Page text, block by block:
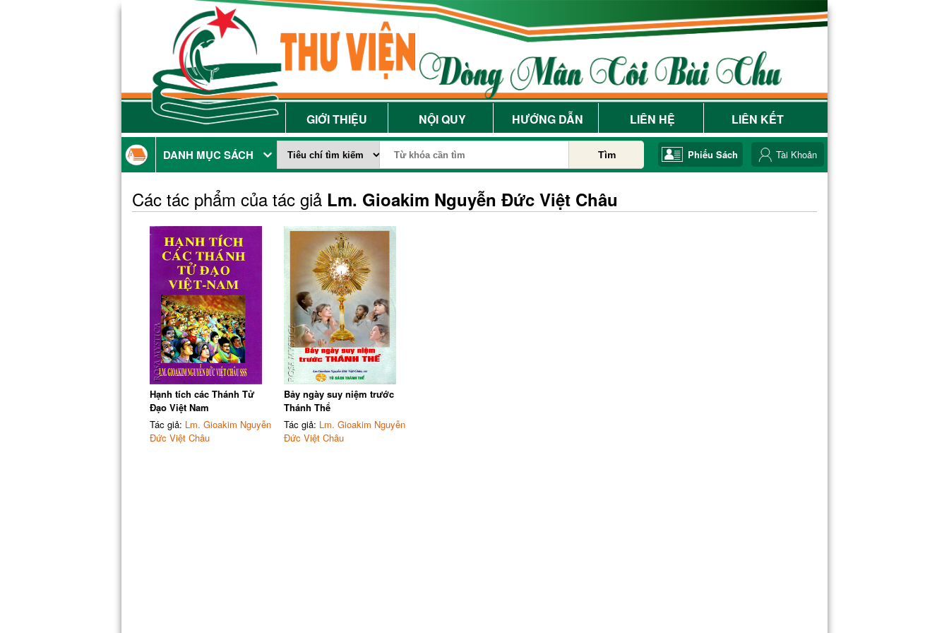
GIỚI THIỆU NỘI QUY HƯỚNG DẪN LIÊN HỆ LIÊN KẾT
DANH MỤC SÁCH Tìm Phiếu Sách Tài Khoản
Các tác phẩm của tác giả Lm. Gioakim Nguyễn Đức Việt Châu
Hạnh tích các Thánh Tử
Đạo Việt Nam
Tác giả: Lm. Gioakim Nguyễn
Đức Việt Châu
Bảy ngày suy niệm trước
Thánh Thể
Tác giả: Lm. Gioakim Nguyễn
Đức Việt Châu